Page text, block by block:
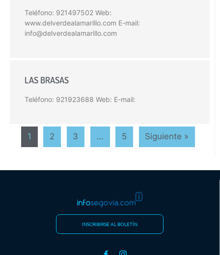
Teléfono: 921497502 Web:
www.delverdealamarillo.com E-mail:
info@delverdealamarillo.com
LAS BRASAS
Teléfono: 921923688 Web: E-mail:
1 2 3 … 5 Siguiente »
INSCRIBIRSE AL BOLETÍN